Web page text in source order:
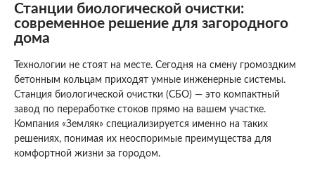
Станции биологической очистки:
современное решение для загородного
дома
Технологии не стоят на месте. Сегодня на смену громоздким
бетонным кольцам приходят умные инженерные системы.
Станция биологической очистки (СБО) — это компактный
завод по переработке стоков прямо на вашем участке.
Компания «Земляк» специализируется именно на таких
решениях, понимая их неоспоримые преимущества для
комфортной жизни за городом.